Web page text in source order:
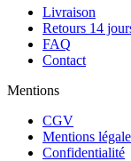
Livraison
Retours 14
FAQ
Contact
Mentions
CGV
Mentions
Confidentialité